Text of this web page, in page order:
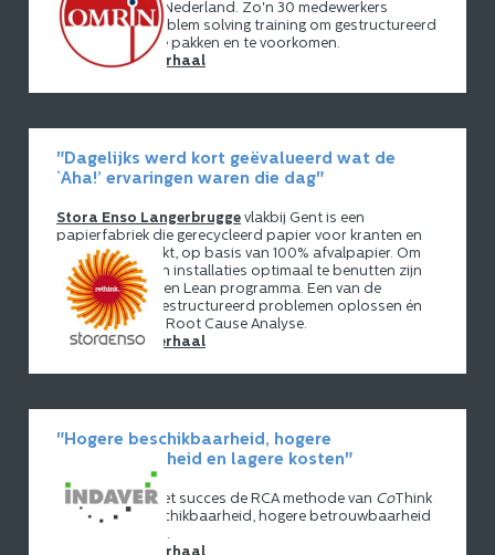
noord-midden Nederland. Zo'n 30 medewerkers
volgden een problem solving training om gestructureerd
storingen aan te pakken en te voorkomen.
Lees het hele verhaal
"Dagelijks werd kort geëvalueerd wat de
`Aha!’ ervaringen waren die dag"
Stora Enso Langerbrugge vlakbij Gent is een
papierfabriek die gerecycleerd papier voor kranten en
magazines maakt, op basis van 100% afvalpapier. Om
de processen en installaties optimaal te benutten zijn
ze gestart met een Lean programma. Een van de
onderdelen is gestructureerd problemen oplossen én
voorkomen met Root Cause Analyse.
Lees het hele verhaal
"Hogere beschikbaarheid, hogere
betrouwbaarheid en lagere kosten"
Indaverpast met succes de RCA methode van CoThink
toe; hogere beschikbaarheid, hogere betrouwbaarheid
en lagere kosten.